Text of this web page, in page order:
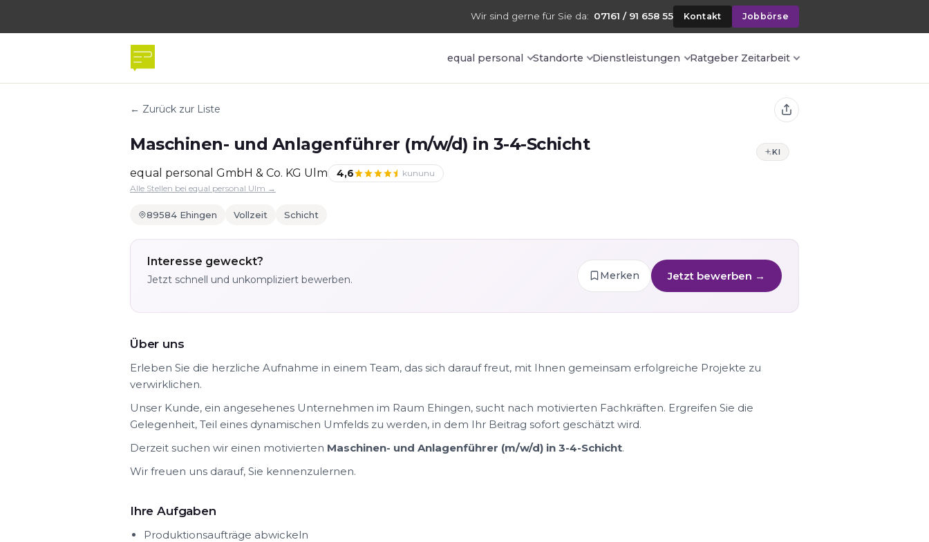
Wir sind gerne für Sie da: 07161 / 91 658 55 Kontakt Jobbörse
equal personal Standorte Dienstleistungen Ratgeber Zeitarbeit
← Zurück zur Liste
KI
Maschinen- und Anlagenführer (m/w/d) in 3-4-Schicht
equal personal GmbH & Co. KG Ulm 4,6
kununu
Alle Stellen bei equal personal Ulm →
89584 Ehingen Vollzeit Schicht
Interesse geweckt?
Jetzt schnell und unkompliziert bewerben. Merken Jetzt bewerben →
Über uns
Erleben Sie die herzliche Aufnahme in einem Team, das sich darauf freut, mit Ihnen gemeinsam erfolgreiche Projekte zu
verwirklichen.
Unser Kunde, ein angesehenes Unternehmen im Raum Ehingen, sucht nach motivierten Fachkräften. Ergreifen Sie die
Gelegenheit, Teil eines dynamischen Umfelds zu werden, in dem Ihr Beitrag sofort geschätzt wird.
Derzeit suchen wir einen motivierten Maschinen- und Anlagenführer (m/w/d) in 3-4-Schicht.
Wir freuen uns darauf, Sie kennenzulernen.
Ihre Aufgaben
Produktionsaufträge abwickeln